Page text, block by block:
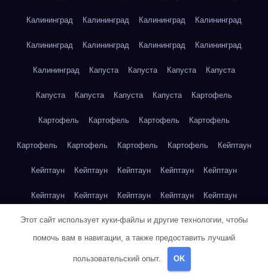
Калининград Калининград Калининград Калининград
Калининград Калининград Калининград Калининград
Калининград Капуста Капуста Капуста Капуста
Капуста Капуста Капуста Капуста Картофель
Картофель Картофель Картофель Картофель
Картофель Картофель Картофель Картофель Кейптаун
Кейптаун Кейптаун Кейптаун Кейптаун Кейптаун
Кейптаун Кейптаун Кейптаун Кейптаун Кейптаун
Кейптаун Кейптаун Кейптаун Кейптаун Кейптаун
Кейптаун
Клубника
Этот сайт использует куки-файлы и другие технологии, чтобы
помочь вам в навигации, а также предоставить лучший
пользовательский опыт. OK